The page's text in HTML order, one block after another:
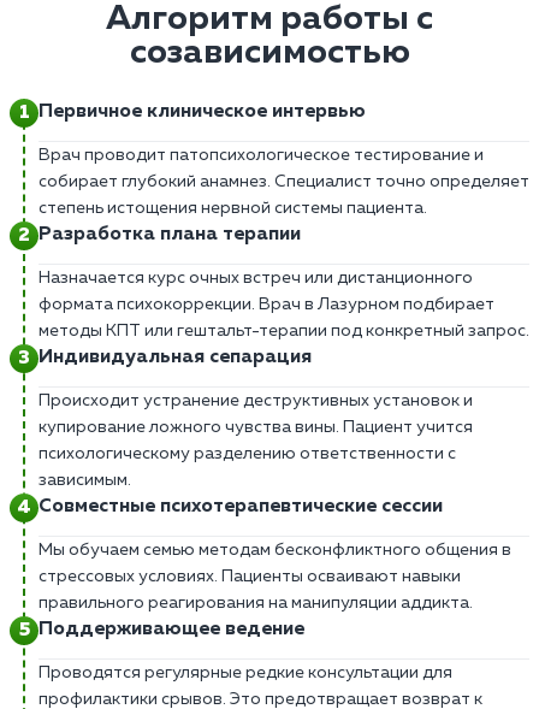
Алгоритм работы с
созависимостью
Первичное клиническое интервью
Врач проводит патопсихологическое тестирование и
собирает глубокий анамнез. Специалист точно определяет
степень истощения нервной системы пациента.
Разработка плана терапии
Назначается курс очных встреч или дистанционного
формата психокоррекции. Врач в Лазурном подбирает
методы КПТ или гештальт-терапии под конкретный запрос.
Индивидуальная сепарация
Происходит устранение деструктивных установок и
купирование ложного чувства вины. Пациент учится
психологическому разделению ответственности с
зависимым.
Совместные психотерапевтические сессии
Мы обучаем семью методам бесконфликтного общения в
стрессовых условиях. Пациенты осваивают навыки
правильного реагирования на манипуляции аддикта.
Поддерживающее ведение
Проводятся регулярные редкие консультации для
профилактики срывов. Это предотвращает возврат к